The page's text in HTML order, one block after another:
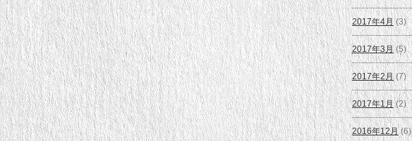
2017年4月(3)
2017年3月(5)
2017年2月(7)
2017年1月(2)
2016年12月 (6)